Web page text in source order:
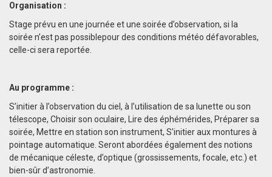
Organisation :
Stage prévu en une journée et une soirée d’observation, si la
soirée n’est pas possiblepour des conditions météo défavorables,
celle-ci sera reportée.
Au programme :
S’initier à l’observation du ciel, à l’utilisation de sa lunette ou son
télescope, Choisir son oculaire, Lire des éphémérides, Préparer sa
soirée, Mettre en station son instrument, S'initier aux montures à
pointage automatique. Seront abordées également des notions
de mécanique céleste, d’optique (grossissements, focale, etc.) et
bien-sûr d’astronomie.